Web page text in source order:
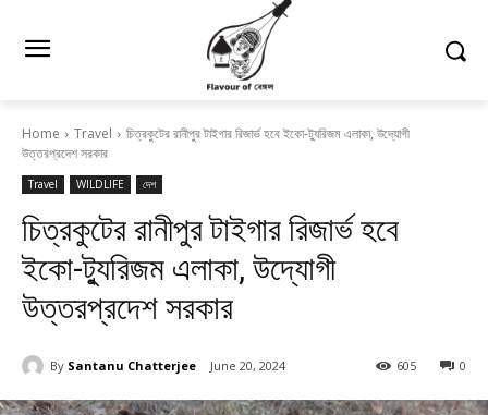
Home Travel
চিত্রকুটের রানীপুর টাইগার রিজার্ভ হবে ইকো-ট্যুরিজম এলাকা, উদ্যোগী
উত্তরপ্রদেশ সরকার
Travel WILDLIFE দেশ
চিত্রকুটের রানীপুর টাইগার রিজার্ভ হবে
ইকো-ট্যুরিজম এলাকা, উদ্যোগী
উত্তরপ্রদেশ সরকার
By Santanu Chatterjee June 20, 2024 0
605